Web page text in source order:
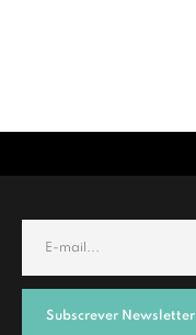
Subscrever Newsletter